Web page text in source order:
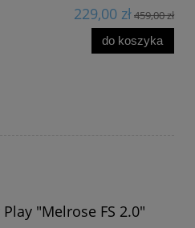
229,00 zł459,00 zł
do koszyka
"Melrose FS 2.0"